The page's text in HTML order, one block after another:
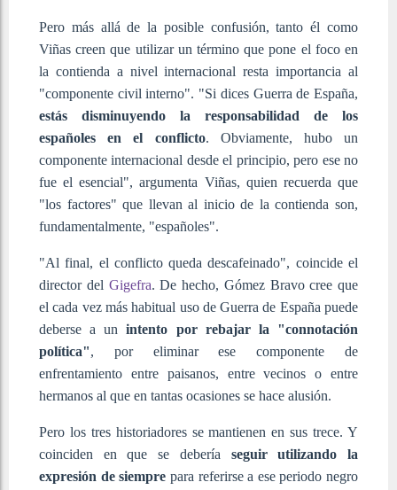
Pero más allá de la posible confusión, tanto él como
Viñas creen que utilizar un término que pone el foco en
la contienda a nivel internacional resta importancia al
"componente civil interno". "Si dices Guerra de España,
estás disminuyendo la responsabilidad de los
españoles en el conflicto. Obviamente, hubo un
componente internacional desde el principio, pero ese no
fue el esencial", argumenta Viñas, quien recuerda que
"los factores" que llevan al inicio de la contienda son,
fundamentalmente, "españoles".
"Al final, el conflicto queda descafeinado", coincide el
director del Gigefra. De hecho, Gómez Bravo cree que
el cada vez más habitual uso de Guerra de España puede
deberse a unintento por rebajar la "connotación
política", por eliminar ese componente de
enfrentamiento entre paisanos, entre vecinos o entre
hermanos al que en tantas ocasiones se hace alusión.
Pero los tres historiadores se mantienen en sus trece. Y
coinciden en que se debería seguir utilizando la
expresión de siempre para referirse a ese periodo negro